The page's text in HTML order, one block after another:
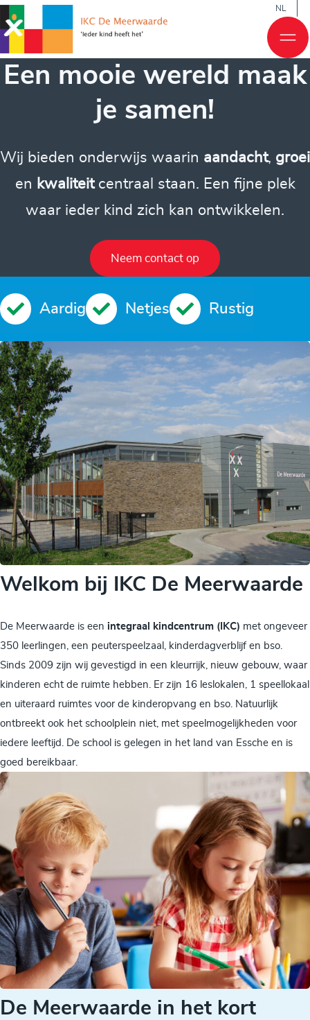
NL
Een mooie wereld maak
je samen!
Wij bieden onderwijs waarin aandacht, groei
en kwaliteitcentraal staan. Een fijne plek
waar ieder kind zich kan ontwikkelen.
Neem contact op
Aardig Netjes Rustig
Welkom bij IKC De Meerwaarde
De Meerwaarde is een integraal kindcentrum (IKC) met ongeveer
350 leerlingen, een peuterspeelzaal, kinderdagverblijf en bso.
Sinds 2009 zijn wij gevestigd in een kleurrijk, nieuw gebouw, waar
kinderen echt de ruimte hebben. Er zijn 16 leslokalen, 1 speellokaal
en uiteraard ruimtes voor de kinderopvang en bso. Natuurlijk
ontbreekt ook het schoolplein niet, met speelmogelijkheden voor
iedere leeftijd. De school is gelegen in het land van Essche en is
goed bereikbaar.
De Meerwaarde in het kort